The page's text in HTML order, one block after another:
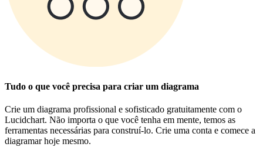
Tudo o que você precisa para criar um diagrama
Crie um diagrama profissional e sofisticado gratuitamente com o
Lucidchart. Não importa o que você tenha em mente, temos as
ferramentas necessárias para construí-lo. Crie uma conta e comece a
diagramar hoje mesmo.